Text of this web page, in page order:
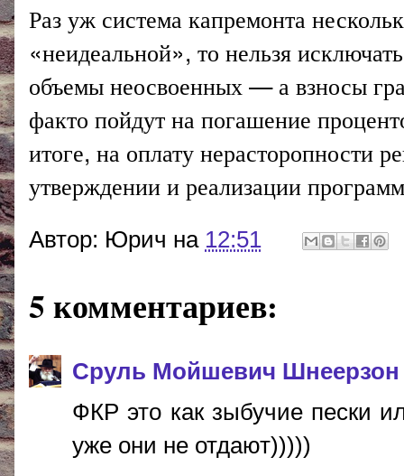
Раз уж система капремонта
«неидеальной», то нельзя
объемы неосвоенных — а взносы
факто пойдут на погашение
итоге, на оплату нерасторопности
утверждении и реализации
Автор: Юрич на 12:51
5 комментариев:
Сруль Мойшевич Шнеерзон
ФКР это как зыбучие пески
уже они не отдают)))))